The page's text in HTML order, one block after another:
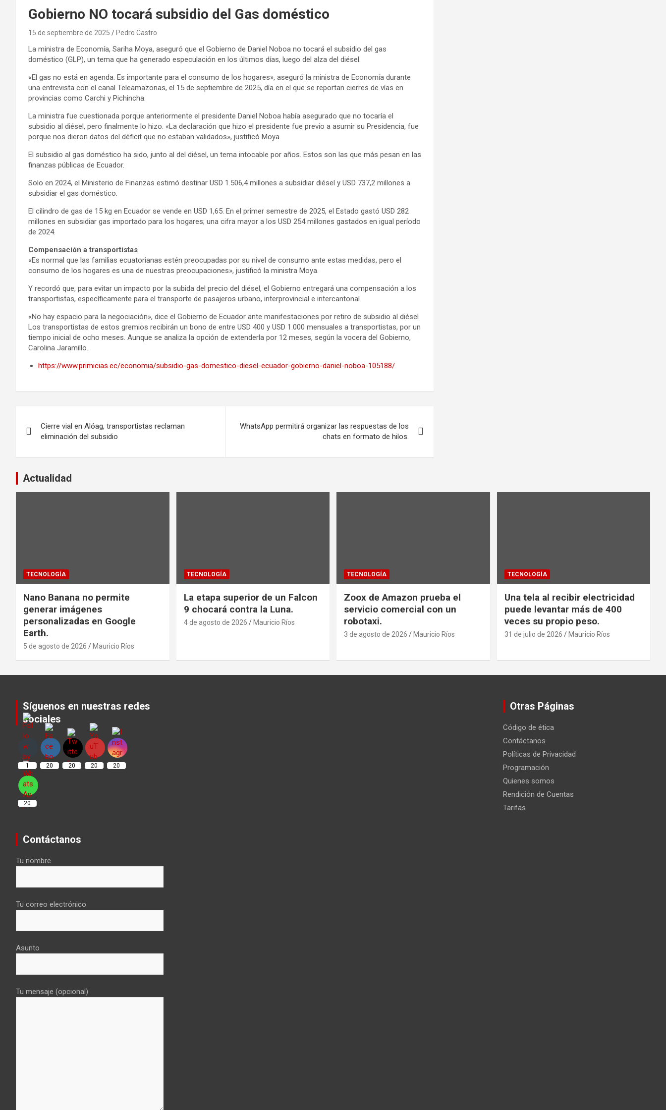
Gobierno NO tocará subsidio del Gas doméstico
15 de septiembre de 2025 Pedro Castro
La ministra de Economía, Sariha Moya, aseguró que el Gobierno de Daniel Noboa no tocará el subsidio del gas
doméstico (GLP), un tema que ha generado especulación en los últimos días, luego del alza del diésel.
«El gas no está en agenda. Es importante para el consumo de los hogares», aseguró la ministra de Economía durante
una entrevista con el canal Teleamazonas, el 15 de septiembre de 2025, día en el que se reportan cierres de vías en
provincias como Carchi y Pichincha.
La ministra fue cuestionada porque anteriormente el presidente Daniel Noboa había asegurado que no tocaría el
subsidio al diésel, pero finalmente lo hizo. «La declaración que hizo el presidente fue previo a asumir su Presidencia, fue
porque nos dieron datos del déficit que no estaban validados», justificó Moya.
El subsidio al gas doméstico ha sido, junto al del diésel, un tema intocable por años. Estos son las que más pesan en las
finanzas públicas de Ecuador.
Solo en 2024, el Ministerio de Finanzas estimó destinar USD 1.506,4 millones a subsidiar diésel y USD 737,2 millones a
subsidiar el gas doméstico.
El cilindro de gas de 15 kg en Ecuador se vende en USD 1,65. En el primer semestre de 2025, el Estado gastó USD 282
millones en subsidiar gas importado para los hogares; una cifra mayor a los USD 254 millones gastados en igual período
de 2024.
Compensación a transportistas
«Es normal que las familias ecuatorianas estén preocupadas por su nivel de consumo ante estas medidas, pero el
consumo de los hogares es una de nuestras preocupaciones», justificó la ministra Moya.
Y recordó que, para evitar un impacto por la subida del precio del diésel, el Gobierno entregará una compensación a los
transportistas, específicamente para el transporte de pasajeros urbano, interprovincial e intercantonal.
«No hay espacio para la negociación», dice el Gobierno de Ecuador ante manifestaciones por retiro de subsidio al diésel
Los transportistas de estos gremios recibirán un bono de entre USD 400 y USD 1.000 mensuales a transportistas, por un
tiempo inicial de ocho meses. Aunque se analiza la opción de extenderla por 12 meses, según la vocera del Gobierno,
Carolina Jaramillo.
https://www.primicias.ec/economia/subsidio-gas-domestico-diesel-ecuador-gobierno-daniel-noboa-105188/
de
entradas
Cierre vial en Alóag, transportistas reclaman
eliminación del subsidio
WhatsApp permitirá organizar las respuestas de los
chats en formato de hilos.
Actualidad
TECNOLOGÍA
Nano Banana no permite
generar imágenes
personalizadas en Google
Earth.
5 de agosto de 2026 Mauricio Ríos
TECNOLOGÍA
La etapa superior de un Falcon
9 chocará contra la Luna.
4 de agosto de 2026 Mauricio Ríos
TECNOLOGÍA
Zoox de Amazon prueba el
servicio comercial con un
robotaxi.
3 de agosto de 2026 Mauricio Ríos
TECNOLOGÍA
Una tela al recibir electricidad
puede levantar más de 400
veces su propio peso.
31 de julio de 2026 Mauricio Ríos
Síguenos en nuestras redes
sociales
1 20 20 20 20
20
Contáctanos
Tu nombre
Tu correo electrónico
Asunto
Tu mensaje (opcional)
Otras Páginas
Código de ética
Contáctanos
Políticas de Privacidad
Programación
Quienes somos
Rendición de Cuentas
Tarifas